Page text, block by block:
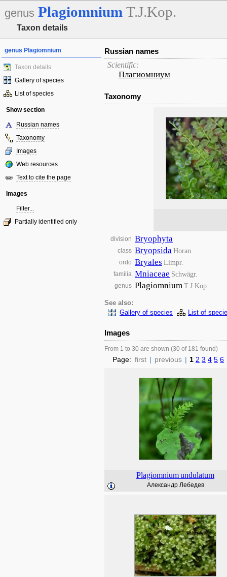
genus Plagiomnium T.J.Kop.
Taxon details
genus Plagiomnium
Taxon details
Gallery of species
List of species
Show section
Russian names
Taxonomy
Images
Web resources
Text to cite the page
Images
Filter...
Partially identified only
Russian names
Scientific:
Плагиомниум
Taxonomy
division Bryophyta
class BryopsidaHoran.
ordo Bryales Limpr.
familia Mniaceae Schwägr.
genus PlagiomniumT.J.Kop.
See also:
Gallery of species
List of
Images
From 1 to 30 are shown (30 of 181 found)
Page: first | previous | 1 2 3 4 5 6
Plagiomniumundulatum
Александр Лебедев